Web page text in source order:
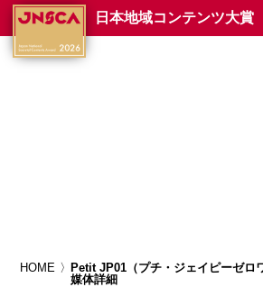
日本地域コンテンツ大賞
HOME
Petit JP01（プチ・ジェイピーゼロ
媒体詳細